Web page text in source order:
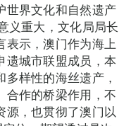
世界文化和自然遗产
义重大，文化局局长
表示，澳门作为海上
遗城市联盟成员，本
样性的海丝遗产，
合作的桥梁作用，不
源，也贯彻了澳门以